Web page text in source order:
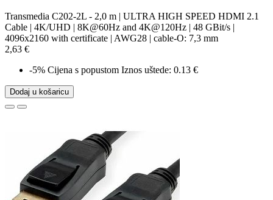
Transmedia C202-2L - 2,0 m | ULTRA HIGH SPEED HDMI 2.1
Cable | 4K/UHD | 8K@60Hz and 4K@120Hz | 48 GBit/s |
4096x2160 with certificate | AWG28 | cable-O: 7,3 mm
2,63 €
-5% Cijena s popustom Iznos uštede: 0.13 €
Dodaj u košaricu